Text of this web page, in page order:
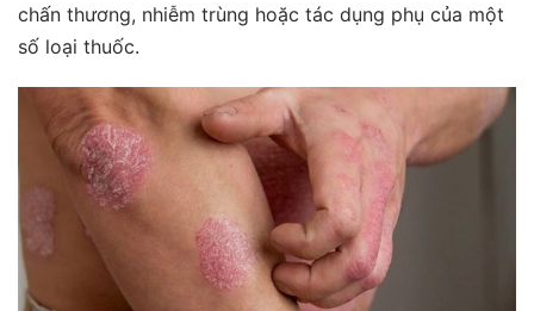
chấn thương, nhiễm trùng hoặc tác dụng phụ của một
số loại thuốc.